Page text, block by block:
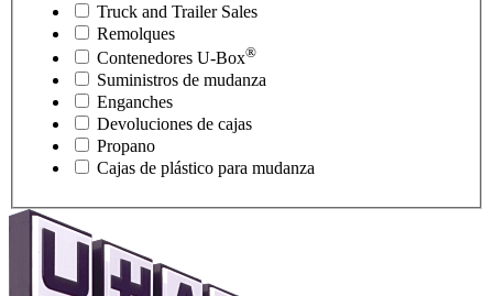
Truck and Trailer Sales
Remolques
Contenedores U-Box®
Suministros de mudanza
Enganches
Devoluciones de cajas
Propano
Cajas de plástico para mudanza